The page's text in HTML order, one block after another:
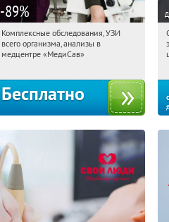
-89%
13:20:35 Получили:
Коньково
Комплексные обследования, УЗИ
всего организма, анализы в
медцентре «МедиСав»
Бесплатно